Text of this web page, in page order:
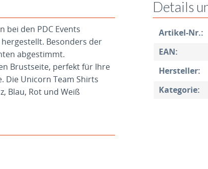
bei den PDC Events
Besonders der
abgestimmt.
Brustseite, perfekt für Ihre
Die Unicorn Team Shirts
Blau, Rot und Weiß
Details
Artikel-Nr.:
EAN:
Hersteller:
Kategorie: